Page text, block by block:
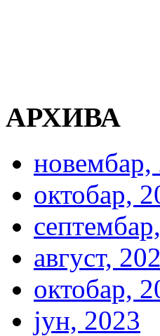
АРХИВА
новембар,
октобар,
август,
октобар,
јун, 2023